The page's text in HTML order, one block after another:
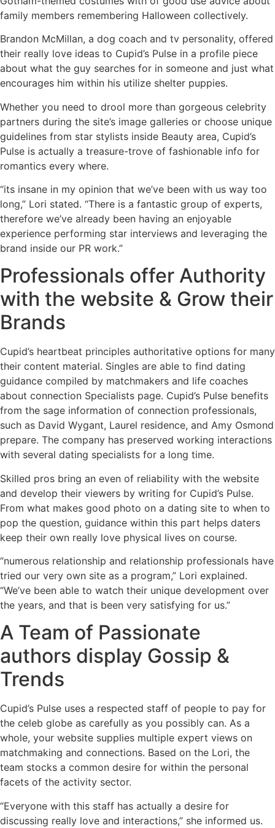
family members remembering Halloween collectively.
Brandon McMillan, a dog coach and tv personality, offered
their really love ideas to Cupid’s Pulse in a profile piece
about what the guy searches for in someone and just what
encourages him within his utilize shelter puppies.
Whether you need to drool more than gorgeous celebrity
partners during the site’s image galleries or choose unique
guidelines from star stylists inside Beauty area, Cupid’s
Pulse is actually a treasure-trove of fashionable info for
romantics every where.
“its insane in my opinion that we’ve been with us way too
long,” Lori stated. “There is a fantastic group of experts,
therefore we’ve already been having an enjoyable
experience performing star interviews and leveraging the
brand inside our PR work.”
Professionals offer Authority
with the website & Grow their
Brands
Cupid’s heartbeat principles authoritative options for many
their content material. Singles are able to find dating
guidance compiled by matchmakers and life coaches
about connection Specialists page. Cupid’s Pulse benefits
from the sage information of connection professionals,
such as David Wygant, Laurel residence, and Amy Osmond
prepare. The company has preserved working interactions
with several dating specialists for a long time.
Skilled pros bring an even of reliability with the website
and develop their viewers by writing for Cupid’s Pulse.
From what makes good photo on a dating site to when to
pop the question, guidance within this part helps daters
keep their own really love physical lives on course.
“numerous relationship and relationship professionals have
tried our very own site as a program,” Lori explained.
“We’ve been able to watch their unique development over
the years, and that is been very satisfying for us.”
A Team of Passionate
authors display Gossip &
Trends
Cupid’s Pulse uses a respected staff of people to pay for
the celeb globe as carefully as you possibly can. As a
whole, your website supplies multiple expert views on
matchmaking and connections. Based on the Lori, the
team stocks a common desire for within the personal
facets of the activity sector.
“Everyone with this staff has actually a desire for
discussing really love and interactions,” she informed us.